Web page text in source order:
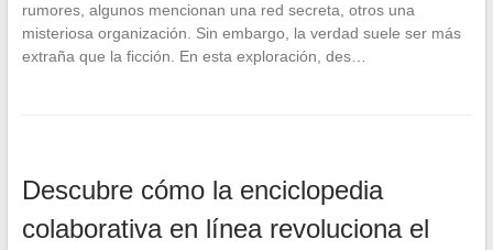
rumores, algunos mencionan una red secreta, otros una
misteriosa organización. Sin embargo, la verdad suele ser más
extraña que la ficción. En esta exploración, des…
Descubre cómo la enciclopedia
colaborativa en línea revoluciona el